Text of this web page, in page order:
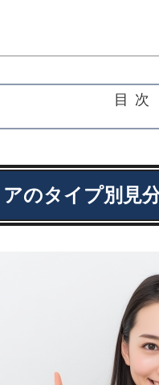
目次
のタイプ別見